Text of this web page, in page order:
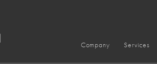
Company Services